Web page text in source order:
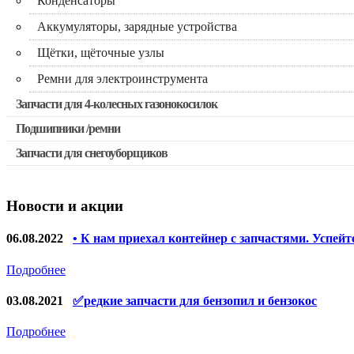
Аккумуляторы, зарядные устройства
Щётки, щёточные узлы
Ремни для электроинструмента
Запчасти для 4-колесных газонокосилок
Подшипники /ремни
Запчасти для снегоуборщиков
Новости и акции
06.08.2022 • К нам приехал контейнер с запчастями.
Подробнее
03.08.2021 ✅редкие запчасти для бензопил и бензокос
Подробнее